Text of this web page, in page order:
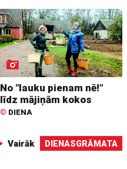
No "lauku pienam nē!"
līdz mājiņām kokos
© DIENA
Vairāk DIENASGRĀMATA